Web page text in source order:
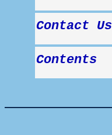
Contact Us
Contents